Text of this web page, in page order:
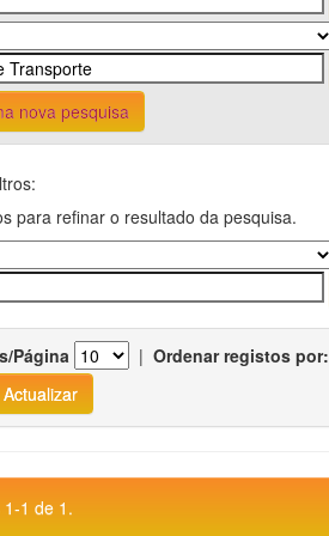
nova pesquisa
para refinar o resultado da pesquisa.
Página | Ordenar registos por:
1-1 de 1.